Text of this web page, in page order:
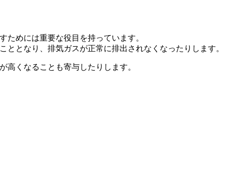
めには重要な役目を持っています。
となり、排気ガスが正常に排出されなくなったりします。
高くなることも寄与したりします。